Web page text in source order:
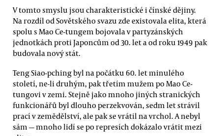
V tomto smyslu jsou charakteristické i čínské dějiny.
Na rozdíl od Sovětského svazu zde existovala elita, která
spolu s Mao Ce-tungem bojovala v partyzánských
jednotkách proti Japoncům od 30. let a od roku 1949 pak
budovala nový stát.
Teng Siao-pching byl na počátku 60. let minulého
století, ne-li druhým, pak třetím mužem po Mao Ce-
tungovi v zemi. Stejně jako mnoho jiných stranických
funkcionářů byl dlouho perzekvován, sedm let strávil
prací v zemědělství, ale pak se vrátil na vrchol. A nebyl
sám — mnoho lidí se po represích dokázalo vrátit mezi